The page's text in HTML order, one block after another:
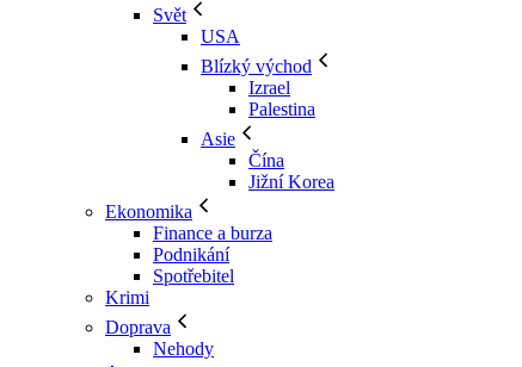
Svět
USA
Blízký východ
Izrael
Palestina
Asie
Čína
Jižní Korea
Ekonomika
Finance a burza
Podnikání
Spotřebitel
Krimi
Doprava
Nehody